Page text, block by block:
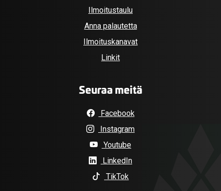
Ilmoitustaulu
Anna palautetta
Ilmoituskanavat
Linkit
Seuraa meitä
Facebook
Instagram
Youtube
LinkedIn
TikTok